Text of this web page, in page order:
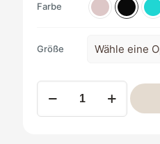
Farbe
Größe
Alpaka
Strickjacke
Penelope